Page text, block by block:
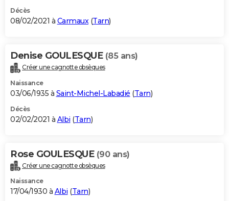
Décès
08/02/2021 à Carmaux(Tarn)
Denise GOULESQUE (85 ans)
Créer une cagnotte obsèques
Naissance
03/06/1935 à Saint-Michel-Labadié (Tarn)
Décès
02/02/2021 à Albi (Tarn)
Rose GOULESQUE (90 ans)
Créer une cagnotte obsèques
Naissance
17/04/1930 à Albi (Tarn)